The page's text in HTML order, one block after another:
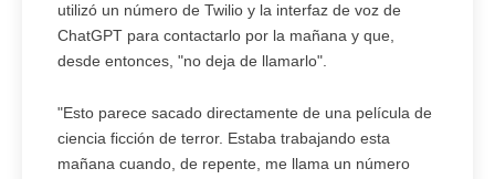
utilizó un número de Twilio y la interfaz de voz de
ChatGPT para contactarlo por la mañana y que,
desde entonces, "no deja de llamarlo".
"Esto parece sacado directamente de una película de
ciencia ficción de terror. Estaba trabajando esta
mañana cuando, de repente, me llama un número